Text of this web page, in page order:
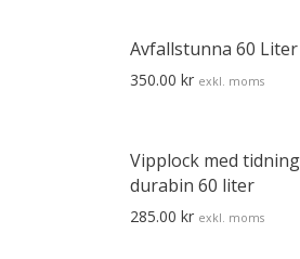
här
produkten
varianter.
De
alternativen
Avfallstunna 60
350.00 kr exkl. moms
här
produkten
har
Vipplock med
durabin 60 liter
285.00 kr exkl. moms